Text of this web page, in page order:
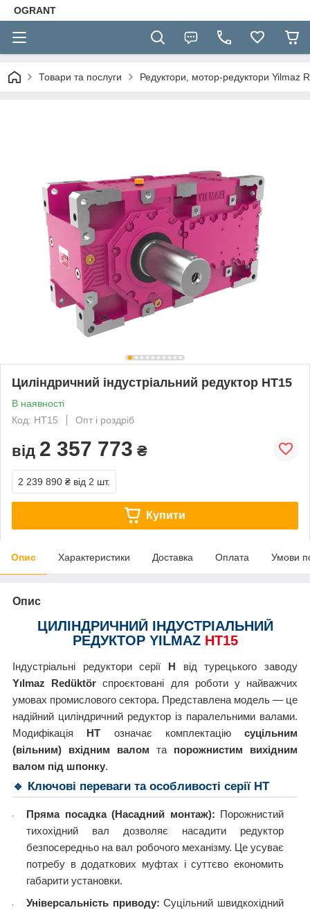
OGRANT
Товари та послуги Редуктори, мотор-редуктори Yilmaz
Циліндричний індустріальний редуктор HT15
В наявності
Код: HT15
Опт і роздріб
від 2 357 773 ₴
2 239 890 ₴ від 2 шт.
Купити
Опис Характеристики Доставка Оплата Умови
Опис
ЦИЛІНДРИЧНИЙ ІНДУСТРІАЛЬНИЙ
РЕДУКТОР YILMAZ HT15
Індустріальні редуктори серії H
від турецького заводу
Yılmaz Redüktör спроєктовані для роботи у найважчих
умовах промислового сектора. Представлена модель — це
надійний циліндричний редуктор із паралельними валами.
Модифікація
HT означає комплектацію суцільним
(вільним) вхідним валом та порожнистим вихідним
валом під шпонку.
🔹 Ключові переваги та особливості серії HT
Пряма посадка (Насадний монтаж): Порожнистий
тихохідний вал дозволяє насадити редуктор
безпосередньо на вал робочого механізму. Це усуває
потребу в додаткових муфтах і суттєво економить
габарити установки.
Універсальність приводу: Суцільний швидкохідний